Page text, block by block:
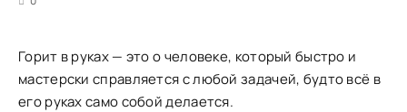
Горит в руках — это о человеке, который быстро и
мастерски справляется с любой задачей, будто всё в
его руках само собой делается.